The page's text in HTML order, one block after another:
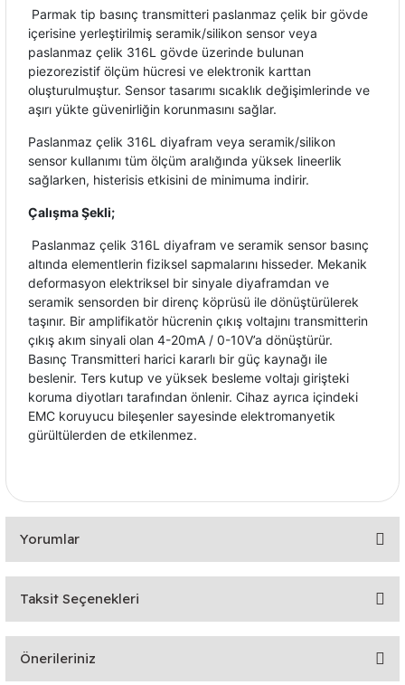
Parmak tip basınç transmitteri paslanmaz çelik bir gövde
içerisine yerleştirilmiş seramik/silikon sensor veya
paslanmaz çelik 316L gövde üzerinde bulunan
piezorezistif ölçüm hücresi ve elektronik karttan
oluşturulmuştur. Sensor tasarımı sıcaklık değişimlerinde ve
aşırı yükte güvenirliğin korunmasını sağlar.
Paslanmaz çelik 316L diyafram veya seramik/silikon
sensor kullanımı tüm ölçüm aralığında yüksek lineerlik
sağlarken, histerisis etkisini de minimuma indirir.
Çalışma Şekli;
Paslanmaz çelik 316L diyafram ve seramik sensor basınç
altında elementlerin fiziksel sapmalarını hisseder. Mekanik
deformasyon elektriksel bir sinyale diyaframdan ve
seramik sensorden bir direnç köprüsü ile dönüştürülerek
taşınır. Bir amplifikatör hücrenin çıkış voltajını transmitterin
çıkış akım sinyali olan 4-20mA / 0-10V’a dönüştürür.
Basınç Transmitteri harici kararlı bir güç kaynağı ile
beslenir. Ters kutup ve yüksek besleme voltajı girişteki
koruma diyotları tarafından önlenir. Cihaz ayrıca içindeki
EMC koruyucu bileşenler sayesinde elektromanyetik
gürültülerden de etkilenmez.
Yorumlar
Bu ürüne ilk yorumu siz yapın!
Taksit Seçenekleri
Önerileriniz